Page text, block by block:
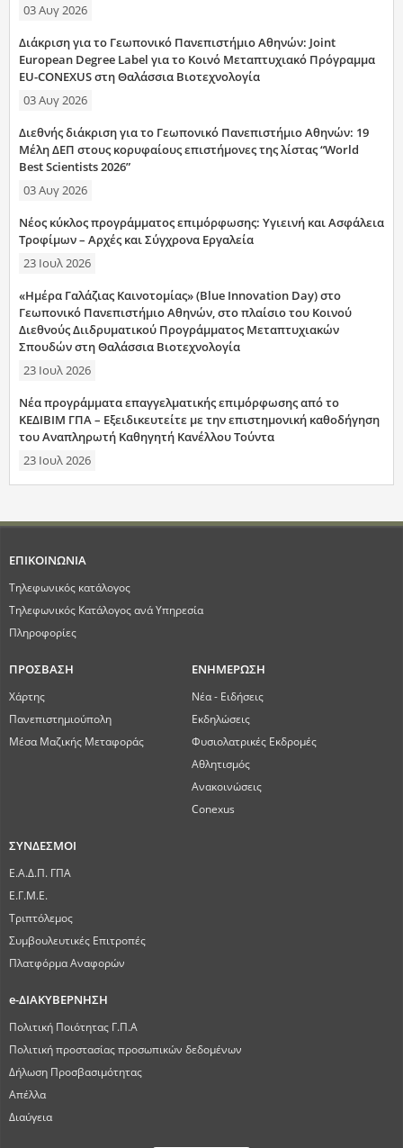
03 Αυγ 2026
Διάκριση για το Γεωπονικό Πανεπιστήμιο Αθηνών: Joint
European Degree Label για το Κοινό Μεταπτυχιακό Πρόγραμμα
EU-CONEXUS στη Θαλάσσια Βιοτεχνολογία
03 Αυγ 2026
Διεθνής διάκριση για το Γεωπονικό Πανεπιστήμιο Αθηνών: 19
Μέλη ΔΕΠ στους κορυφαίους επιστήμονες της λίστας “World
Best Scientists 2026”
03 Αυγ 2026
Νέος κύκλος προγράμματος επιμόρφωσης: Υγιεινή και Ασφάλεια
Τροφίμων – Αρχές και Σύγχρονα Εργαλεία
23 Ιουλ 2026
«Ημέρα Γαλάζιας Καινοτομίας» (Blue Innovation Day) στο
Γεωπονικό Πανεπιστήμιο Αθηνών, στο πλαίσιο του Κοινού
Διεθνούς Διιδρυματικού Προγράμματος Μεταπτυχιακών
Σπουδών στη Θαλάσσια Βιοτεχνολογία
23 Ιουλ 2026
Νέα προγράμματα επαγγελματικής επιμόρφωσης από το
ΚΕΔΙΒΙΜ ΓΠΑ – Εξειδικευτείτε με την επιστημονική καθοδήγηση
του Αναπληρωτή Καθηγητή Κανέλλου Τούντα
23 Ιουλ 2026
ΕΠΙΚΟΙΝΩΝΙΑ
Τηλεφωνικός κατάλογος
Τηλεφωνικός Κατάλογος ανά Υπηρεσία
Πληροφορίες
ΠΡΟΣΒΑΣΗ
Χάρτης
Πανεπιστημιούπολη
Μέσα Μαζικής Μεταφοράς
ΕΝΗΜΕΡΩΣΗ
Νέα - Ειδήσεις
Εκδηλώσεις
Φυσιολατρικές Εκδρομές
Αθλητισμός
Ανακοινώσεις
Conexus
ΣΥΝΔΕΣΜΟΙ
Ε.Α.Δ.Π. ΓΠΑ
Ε.Γ.Μ.Ε.
Τριπτόλεμος
Συμβουλευτικές Επιτροπές
Πλατφόρμα Αναφορών
e-ΔΙΑΚΥΒΕΡΝΗΣΗ
Πολιτική Ποιότητας Γ.Π.Α
Πολιτική προστασίας προσωπικών δεδομένων
Δήλωση Προσβασιμότητας
Απέλλα
Διαύγεια